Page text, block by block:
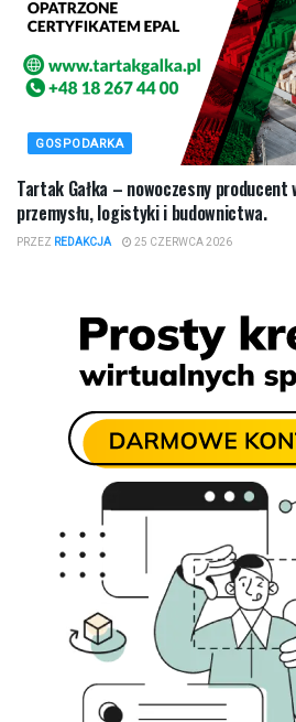
GOSPODARKA
Tartak Gałka – nowoczesny producent
przemysłu, logistyki i budownictwa.
PRZEZ REDAKCJA 25 CZERWCA 2026